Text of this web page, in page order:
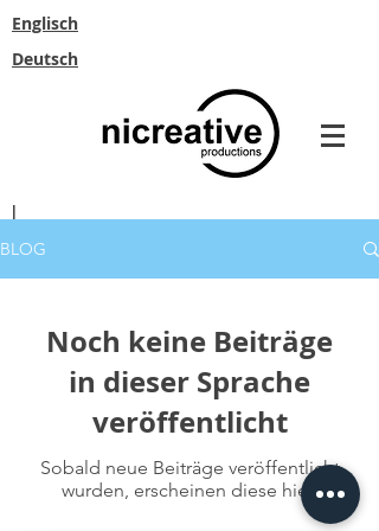
Englisch
Deutsch
|
BLOG
Noch keine Beiträge
in dieser Sprache
veröffentlicht
Sobald neue Beiträge veröffentlicht
wurden, erscheinen diese hier.